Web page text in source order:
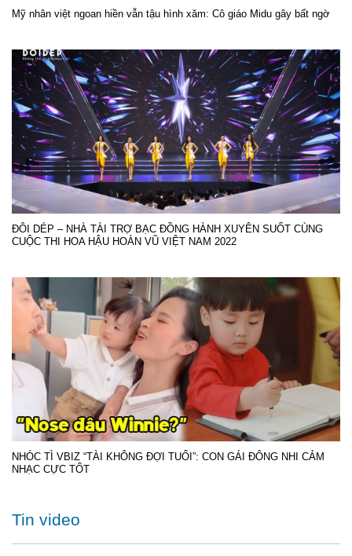
Mỹ nhân việt ngoan hiền vẫn tậu hình xăm: Cô giáo Midu gây bất ngờ
ĐÔI DÉP – NHÀ TÀI TRỢ BẠC ĐỒNG HÀNH XUYÊN SUỐT CÙNG
CUỘC THI HOA HẬU HOÀN VŨ VIỆT NAM 2022
NHÓC TÌ VBIZ “TÀI KHÔNG ĐỢI TUỔI”: CON GÁI ĐÔNG NHI CẢM
NHẠC CỰC TỐT
Tin video